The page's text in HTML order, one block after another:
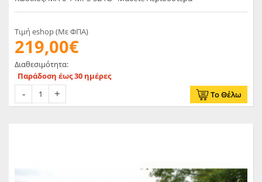
Τιμή eshop (Με ΦΠΑ)
219,00€
Διαθεσιμότητα:
Παράδοση έως 30 ημέρες
Το Θέλω